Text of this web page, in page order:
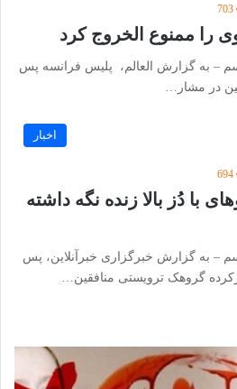
703
را ممنوع الخروج کرد
– به گزارش العالم، پلیس فرانسه پس
در مشار…
اخبار
694
با دُز بالا زنده نگه داشته
– به گزارش خبرگزاری خبرآنلاین، پس
گروهک ترویستی منافقین…